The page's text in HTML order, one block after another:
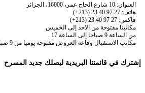
العنوان: 10 شارع الحاج عمر، 16000، الجزائر
هاتف: 27 97 40 23 (213+)
فاكس: 27 97 40 23 (213+)
مكاتبنا مفتوحة من الاحد إلى الخميس
من الساعة 9 صباحا إلى الساعة 17 .
مكاتب الاستقبال وقاعة العروض مفتوحة يوميا من 9 صباحا إلى غاية نهاية العروض.
إشترك في قائمتنا البريدية ليصلك جديد المسرح